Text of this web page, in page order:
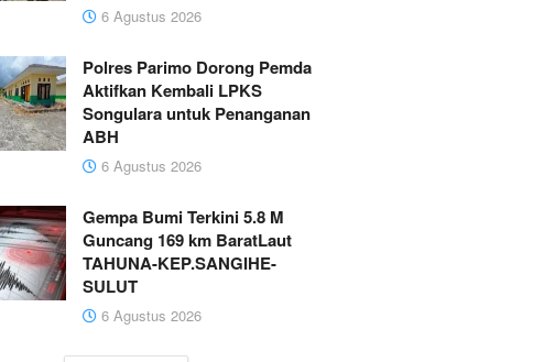
6 Agustus 2026
Polres Parimo Dorong Pemda
Aktifkan Kembali LPKS
Songulara untuk Penanganan
ABH
6 Agustus 2026
Gempa Bumi Terkini 5.8 M
Guncang 169 km BaratLaut
TAHUNA-KEP.SANGIHE-
SULUT
6 Agustus 2026